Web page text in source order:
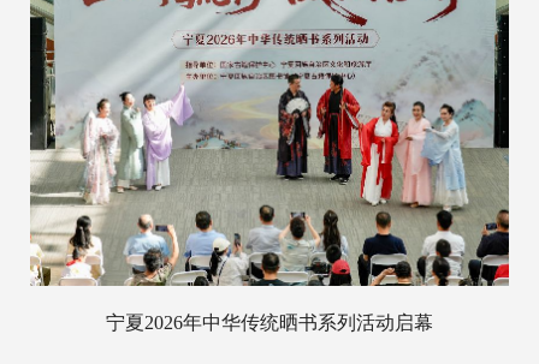
宁夏2026年中华传统晒书系列活动启幕